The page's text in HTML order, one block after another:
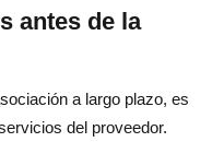
antes de la
a largo plazo, es
del proveedor.